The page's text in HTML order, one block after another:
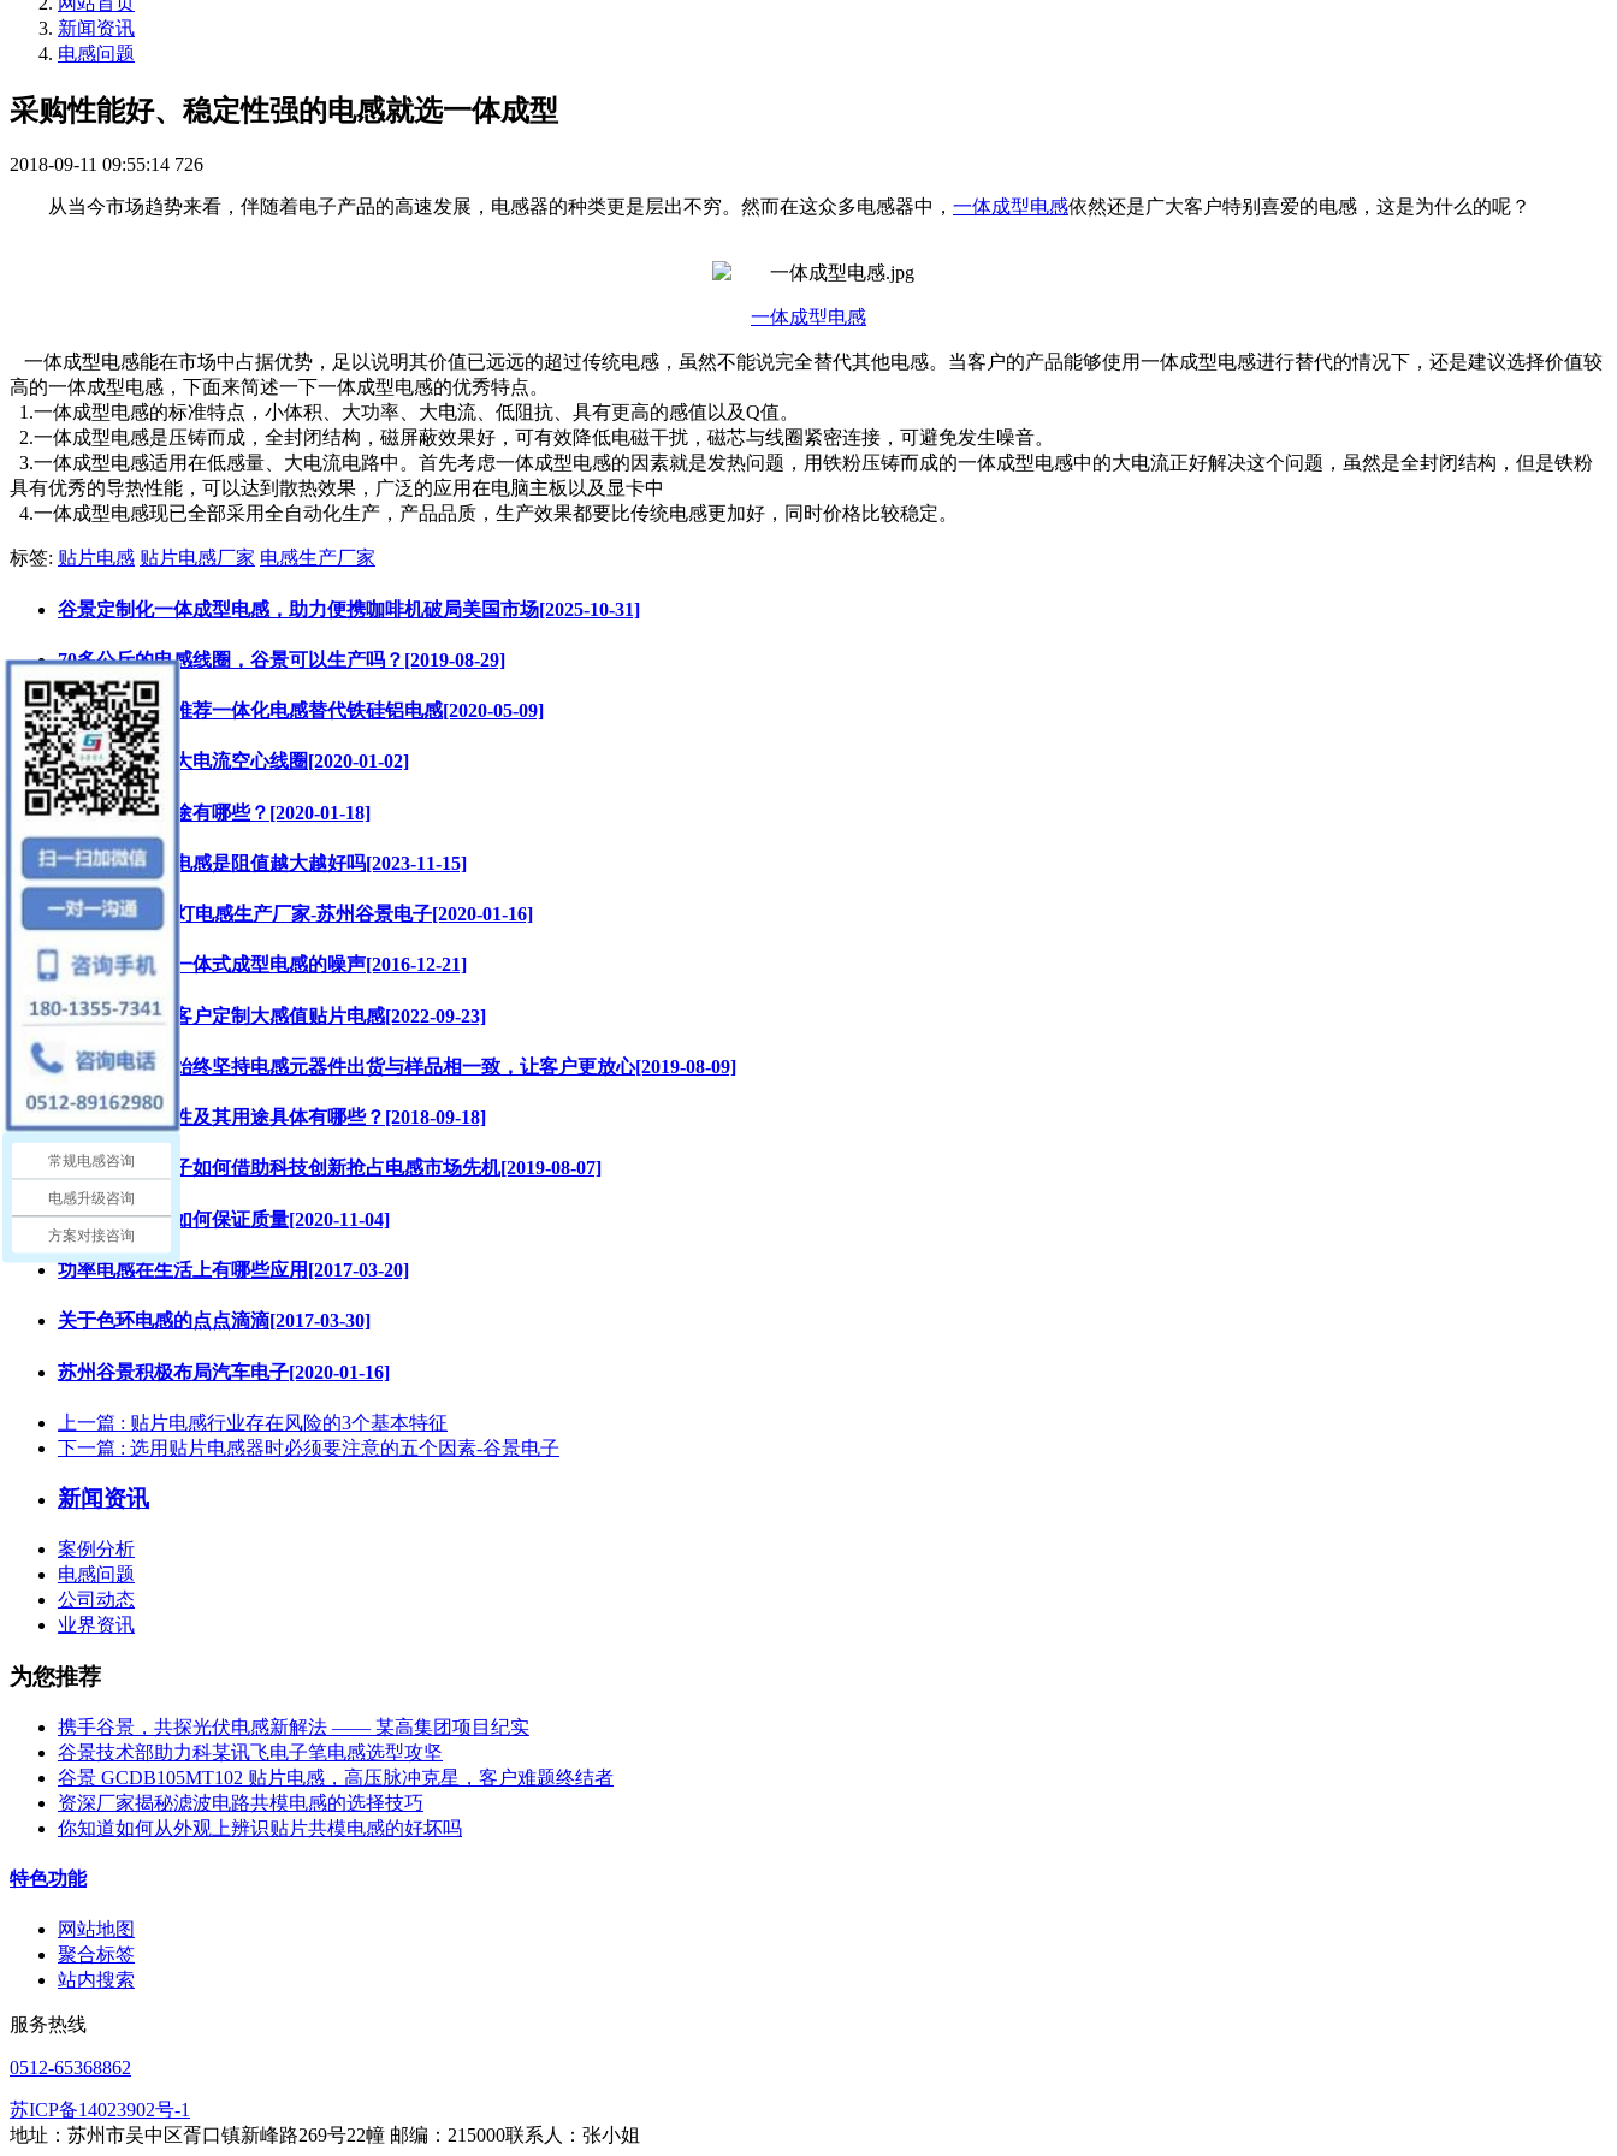
新闻资讯
电感问题
采购性能好、稳定性强的电感就选一体成型
2018-09-11 09:55:14 726
从当今市场趋势来看，伴随着电子产品的高速发展，电感器的种类更是层出不穷。然而在这众多电感器中， 一体成型电感依然还是广大客户特别喜爱的电感，这是为什么的呢？
一体成型电感
一体成型电感能在市场中占据优势，足以说明其价值已远远的超过传统电感，虽然不能说完全替代其他电感。当客户的产品能够使用一体成型电感进行替代的情况下，还是建议选择价值较
高的一体成型电感，下面来简述一下一体成型电感的优秀特点。
1.一体成型电感的标准特点，小体积、大功率、大电流、低阻抗、具有更高的感值以及Q值。
2.一体成型电感是压铸而成，全封闭结构，磁屏蔽效果好，可有效降低电磁干扰，磁芯与线圈紧密连接，可避免发生噪音。
3.一体成型电感适用在低感量、大电流电路中。首先考虑一体成型电感的因素就是发热问题，用铁粉压铸而成的一体成型电感中的大电流正好解决这个问题，虽然是全封闭结构，但是铁粉
具有优秀的导热性能，可以达到散热效果，广泛的应用在电脑主板以及显卡中
4.一体成型电感现已全部采用全自动化生产，产品品质，生产效果都要比传统电感更加好，同时价格比较稳定。
标签: 贴片电感 贴片电感厂家 电感生产厂家
谷景定制化一体成型电感，助力便携咖啡机破局美国市场[2025-10-31]
70多公斤的电感线圈，谷景可以生产吗？[2019-08-29]
电感厂家谷景推荐一体化电感替代铁硅铝电感[2020-05-09]
谷景电子定制大电流空心线圈[2020-01-02]
电感线圈的用途有哪些？[2020-01-18]
一文看懂贴片电感是阻值越大越好吗[2023-11-15]
贴片电感LED灯电感生产厂家-苏州谷景电子[2020-01-16]
如何有效降低一体式成型电感的噪声[2016-12-21]
谷景电子为老客户定制大感值贴片电感[2022-09-23]
苏州谷景电子始终坚持电感元器件出货与样品相一致，让客户更放心[2019-08-09]
贴片电感的属性及其用途具体有哪些？[2018-09-18]
看苏州谷景电子如何借助科技创新抢占电感市场先机[2019-08-07]
谷景电感产品如何保证质量[2020-11-04]
功率电感在生活上有哪些应用[2017-03-20]
关于色环电感的点点滴滴[2017-03-30]
苏州谷景积极布局汽车电子[2020-01-16]
上一篇 : 贴片电感行业存在风险的3个基本特征
下一篇 : 选用贴片电感器时必须要注意的五个因素-谷景电子
新闻资讯
案例分析
电感问题
公司动态
业界资讯
为您推荐
携手谷景，共探光伏电感新解法 —— 某高集团项目纪实
谷景技术部助力科某讯飞电子笔电感选型攻坚
谷景 GCDB105MT102 贴片电感，高压脉冲克星，客户难题终结者
资深厂家揭秘滤波电路共模电感的选择技巧
你知道如何从外观上辨识贴片共模电感的好坏吗
特色功能
网站地图
聚合标签
站内搜索
服务热线
0512-65368862
苏ICP备14023902号-1
地址：苏州市吴中区胥口镇新峰路269号22幢 邮编：215000联系人：张小姐
常规电感咨询
电感升级咨询
方案对接咨询